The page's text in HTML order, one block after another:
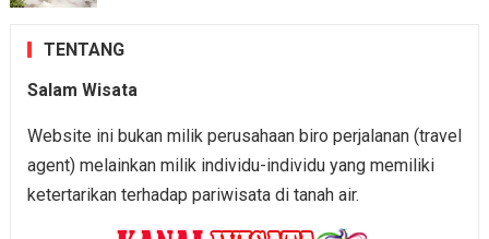
TENTANG
Salam Wisata
Website ini bukan milik perusahaan biro perjalanan (travel
agent) melainkan milik individu-individu yang memiliki
ketertarikan terhadap pariwisata di tanah air.